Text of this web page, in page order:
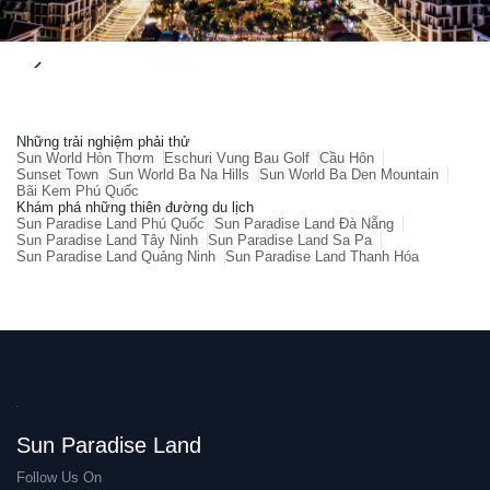
Những trải nghiệm phải thử
Sun World Hòn Thơm
Eschuri Vung Bau Golf Cầu Hôn
Sunset Town Sun World Ba Na Hills
Sun World Ba Den Mountain
Bãi Kem Phú Quốc
Khám phá những thiên đường du lịch
Sun Paradise Land Phú Quốc
Sun Paradise Land Đà Nẵng
Sun Paradise Land Tây Ninh Sun Paradise Land Sa Pa
Sun Paradise Land Quảng Ninh Sun Paradise Land Thanh Hóa
Sun Paradise Land
Follow Us On